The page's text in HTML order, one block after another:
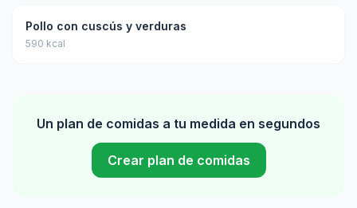
Pollo con cuscús y verduras
590 kcal
Un plan de comidas a tu medida en segundos
Crear plan de comidas